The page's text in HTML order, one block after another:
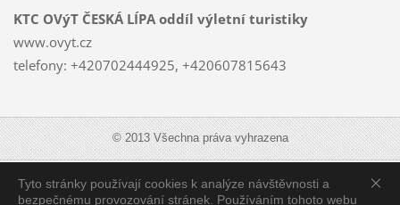
Tyto stránky používají cookies k analýze návštěvnosti a
bezpečnému provozování stránek. Používáním tohoto webu
KTC OVýT ČESKÁ LÍPA oddíl výletní turistiky
www.ovyt.cz
telefony: +420702444925, +420607815643
© 2013 Všechna práva vyhrazena
Zobrazit:Mobilní verzi|Standardní verzi